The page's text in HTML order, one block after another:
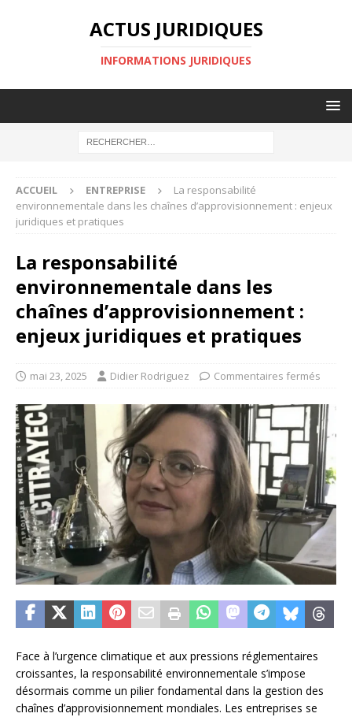
ACTUS JURIDIQUES
INFORMATIONS JURIDIQUES
ACCUEIL ENTREPRISE
La responsabilité
environnementale dans les chaînes d’approvisionnement : enjeux
juridiques et pratiques
La responsabilité
environnementale dans les
chaînes d’approvisionnement :
enjeux juridiques et pratiques
mai 23, 2025 Didier Rodriguez Commentaires fermés
Face à l’urgence climatique et aux pressions réglementaires
croissantes, la responsabilité environnementale s’impose
désormais comme un pilier fondamental dans la gestion des
chaînes d’approvisionnement mondiales. Les entreprises se